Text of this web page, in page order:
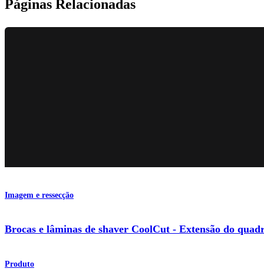
Páginas Relacionadas
Imagem e ressecção
Brocas e lâminas de shaver CoolCut - Extensão do
Produto